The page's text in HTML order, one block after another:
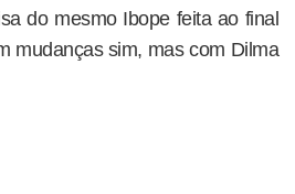
do mesmo Ibope feita ao final
mudanças sim, mas com Dilma